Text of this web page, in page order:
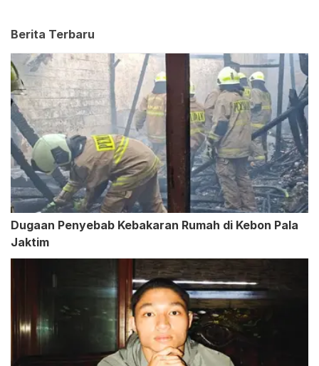
Berita Terbaru
Dugaan Penyebab Kebakaran Rumah di Kebon Pala
Jaktim